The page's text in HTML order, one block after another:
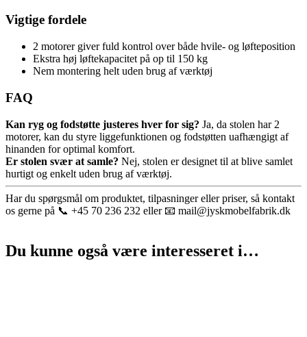
Vigtige fordele
2 motorer giver fuld kontrol over både hvile- og løfteposition
Ekstra høj løftekapacitet på op til 150 kg
Nem montering helt uden brug af værktøj
FAQ
Kan ryg og fodstøtte justeres hver for sig? Ja, da stolen har 2
motorer, kan du styre liggefunktionen og fodstøtten uafhængigt af
hinanden for optimal komfort.
Er stolen svær at samle? Nej, stolen er designet til at blive samlet
hurtigt og enkelt uden brug af værktøj.
Har du spørgsmål om produktet, tilpasninger eller priser, så kontakt
os gerne på 📞 +45 70 236 232 eller 📧 mail@jyskmobelfabrik.dk
Du kunne også være interesseret i…